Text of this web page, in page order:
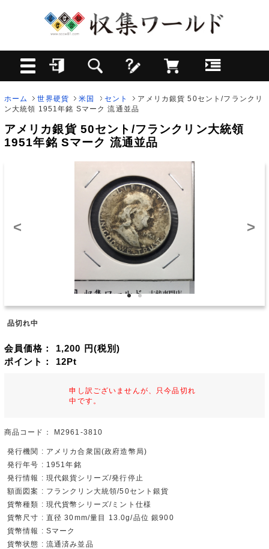
ホーム 世界硬貨 米国 セント
アメリカ銀貨 50セント/フランクリ
ン大統領 1951年銘 Sマーク 流通並品
アメリカ銀貨 50セント/フランクリン大統領
1951年銘 Sマーク 流通並品
< >
品切れ中
会員価格： 1,200 円(税別)
ポイント： 12Pt
申し訳ございませんが、只今品切れ
中です。
商品コード： M2961-3810
発行機関 : アメリカ合衆国(政府造幣局)
発行年号 : 1951年銘
発行情報 : 現代銀貨シリーズ/発行停止
額面図案 : フランクリン大統領/50セント銀貨
貨幣種類 : 現代貨幣シリーズ/ミント仕様
貨幣尺寸 : 直径 30mm/量目 13.0g/品位 銀900
貨幣情報 : Sマーク
貨幣状態 : 流通済み並品